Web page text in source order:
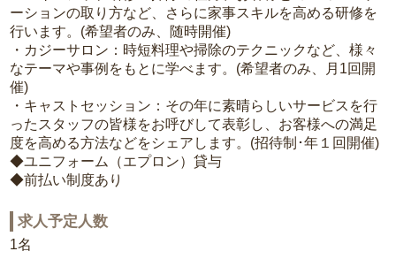
ーションの取り方など、さらに家事スキルを高める研修を
行います。(希望者のみ、随時開催)
・カジーサロン：時短料理や掃除のテクニックなど、様々
なテーマや事例をもとに学べます。(希望者のみ、月1回開
催)
・キャストセッション：その年に素晴らしいサービスを行
ったスタッフの皆様をお呼びして表彰し、お客様への満足
度を高める方法などをシェアします。(招待制･年１回開催)
◆ユニフォーム（エプロン）貸与
◆前払い制度あり
求人予定人数
1名